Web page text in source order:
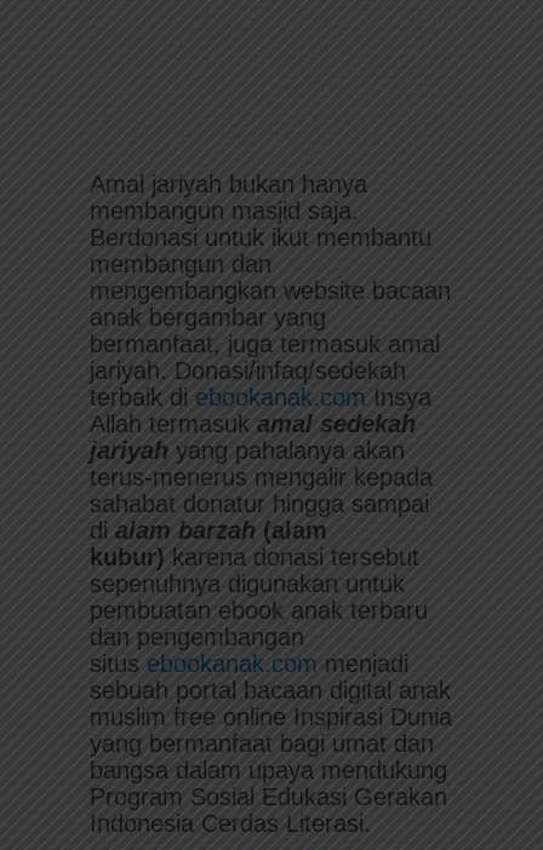
Amal jariyah bukan hanya
membangun masjid saja.
Berdonasi untuk ikut membantu
membangun dan
mengembangkan website bacaan
anak bergambar yang
bermanfaat, juga termasuk amal
jariyah. Donasi/infaq/sedekah
terbaik di ebookanak.com Insya
Allah termasuk amal sedekah
jariyah yang pahalanya akan
terus-menerus mengalir kepada
sahabat donatur hingga sampai
di alam barzah (alam
kubur) karena donasi tersebut
sepenuhnya digunakan untuk
pembuatan ebook anak terbaru
dan pengembangan
situs ebookanak.com menjadi
sebuah portal bacaan digital anak
muslim free online Inspirasi Dunia
yang bermanfaat bagi umat dan
bangsa dalam upaya mendukung
Program Sosial Edukasi Gerakan
Indonesia Cerdas Literasi.